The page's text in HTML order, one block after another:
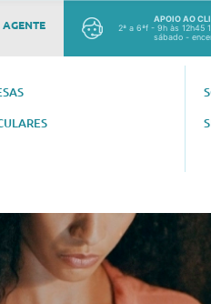
APOIO AO
2ª a 6ªf - 9h às 12h45
sábado -